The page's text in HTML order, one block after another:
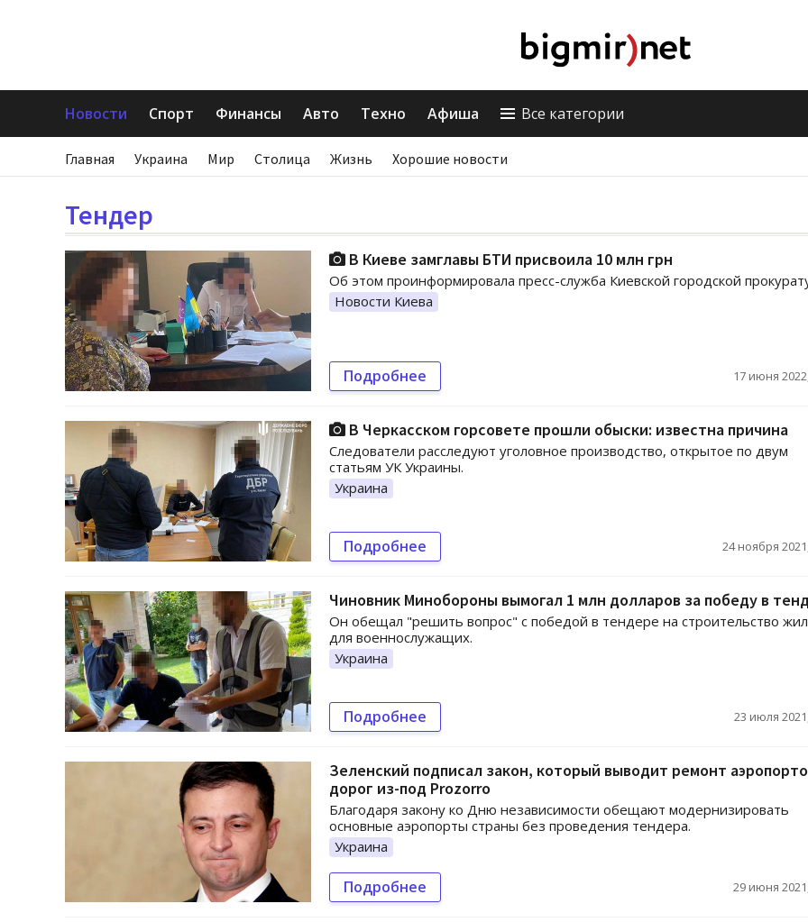
Новости Спорт Финансы Авто Техно Афиша Все категории
Главная Украина Мир Столица Жизнь Хорошие новости
Тендер
В Киеве замглавы БТИ присвоила 10 млн грн
Об этом проинформировала пресс-служба Киевской городской
Новости Киева
Подробнее 17 июня
В Черкасском горсовете прошли обыски: известна причина
Следователи расследуют уголовное производство, открытое по двум
статьям УК Украины.
Украина
Подробнее 24 ноября
Чиновник Минобороны вымогал 1 млн долларов за победу в
Он обещал "решить вопрос" с победой в тендере на строительство
для военнослужащих.
Украина
Подробнее 23 июля
Зеленский подписал закон, который выводит ремонт
дорог из-под Prozorro
Благодаря закону ко Дню независимости обещают модернизировать
основные аэропорты страны без проведения тендера.
Украина
Подробнее 29 июня